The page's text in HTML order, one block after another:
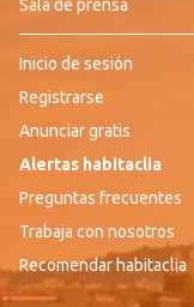
Sala de prensa
Inicio de sesión
Registrarse
Anunciar gratis
Alertas habitaclia
Preguntas frecuentes
Trabaja con nosotros
Recomendar habitaclia